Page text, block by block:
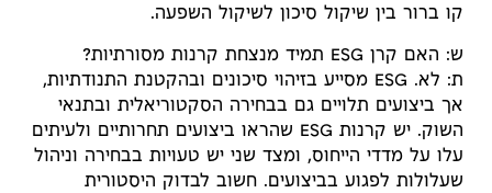
קו ברור בין שיקול סיכון לשיקול השפעה.
ש: האם קרן ESG תמיד מנצחת קרנות מסורתיות?
ת: לא. ESG מסייע בזיהוי סיכונים ובהקטנת התנודתיות,
אך ביצועים תלויים גם בבחירה הסקטוריאלית ובתנאי
השוק. יש קרנות ESG שהראו ביצועים תחרותיים ולעיתים
עלו על מדדי הייחוס, ומצד שני יש טעויות בבחירה וניהול
שעלולות לפגוע בביצועים. חשוב לבדוק היסטורית